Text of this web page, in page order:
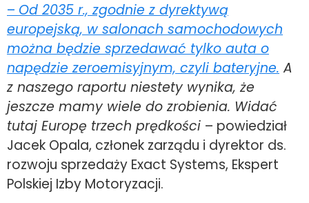
–Od 2035 r., zgodnie z dyrektywą
europejską, w salonach samochodowych
można będzie sprzedawać tylko auta o
napędzie zeroemisyjnym, czyli bateryjne.A
z naszego raportu niestety wynika, że
jeszcze mamy wiele do zrobienia. Widać
tutaj Europę trzech prędkości – powiedział
Jacek Opala, członek zarządu i dyrektor ds.
rozwoju sprzedaży Exact Systems, Ekspert
Polskiej Izby Motoryzacji.